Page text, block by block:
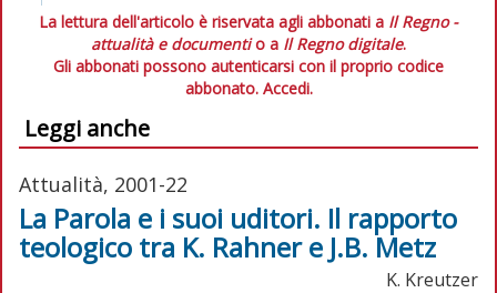
La lettura dell'articolo è riservata agli abbonati a Il Regno -
attualità e documentio a Il Regno digitale.
Gli abbonati possono autenticarsi con il proprio codice
abbonato. Accedi.
Leggi anche
Attualità, 2001-22
La Parola e i suoi uditori. Il rapporto
teologico tra K. Rahner e J.B. Metz
K. Kreutzer